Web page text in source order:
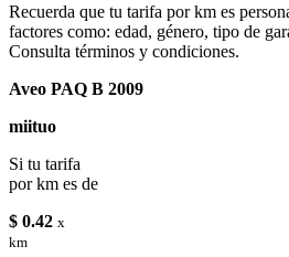
Recuerda que tu tarifa por km es
factores como: edad, género, tipo de
Consulta términos y condiciones.
Aveo PAQ B 2009
miituo
Si tu tarifa
por km es de
$ 0.42 x
km